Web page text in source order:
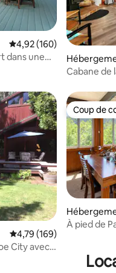
Évaluation moyenne sur
4,92 (160)
dans une
Cabane de
Évaluation moyenne sur
4,79 (169)
City avec
Coup de
Coup de
y
À pied de